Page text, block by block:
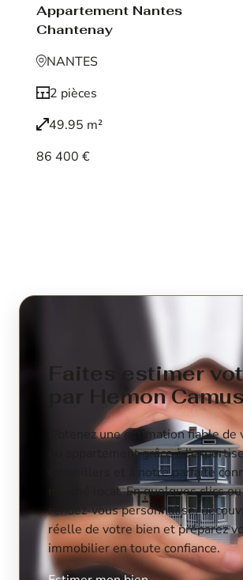
Appartement Nantes
Chantenay
NANTES
2 pièces
49.95 m²
86 400 €
Faites estimer
par Hemon
Obtenez une estimation fiable
ou appartement grâce à
conseillers et à notre parfaite
marché local. En quelques clics
rendez-vous personnalisé,
réelle de votre bien et préparez
immobilier en toute confiance.